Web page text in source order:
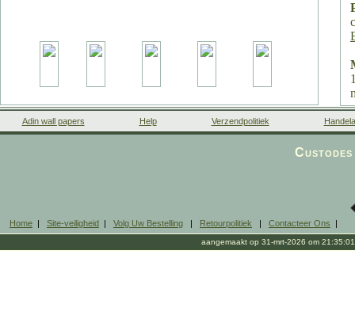
Adin wall papers Help Verzendpolitiek
Home | Site-veiligheid | Volg Uw Bestelling | Retourpolitiek | Contacteer Ons |
aangemaakt op 31-mrt-2026 om